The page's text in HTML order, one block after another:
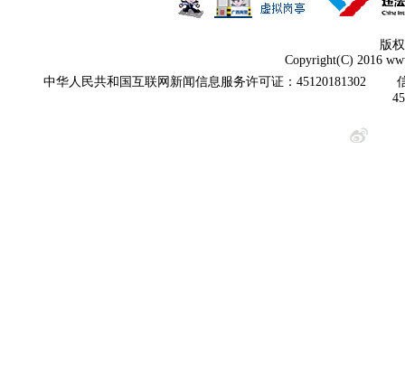
版
Copyright(C) 2016
中华人民共和国互联网新闻信息服务许可证：45120181302